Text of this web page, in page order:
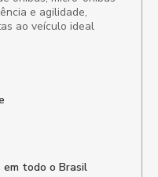
e agilidade,
ao veículo ideal
em todo o Brasil